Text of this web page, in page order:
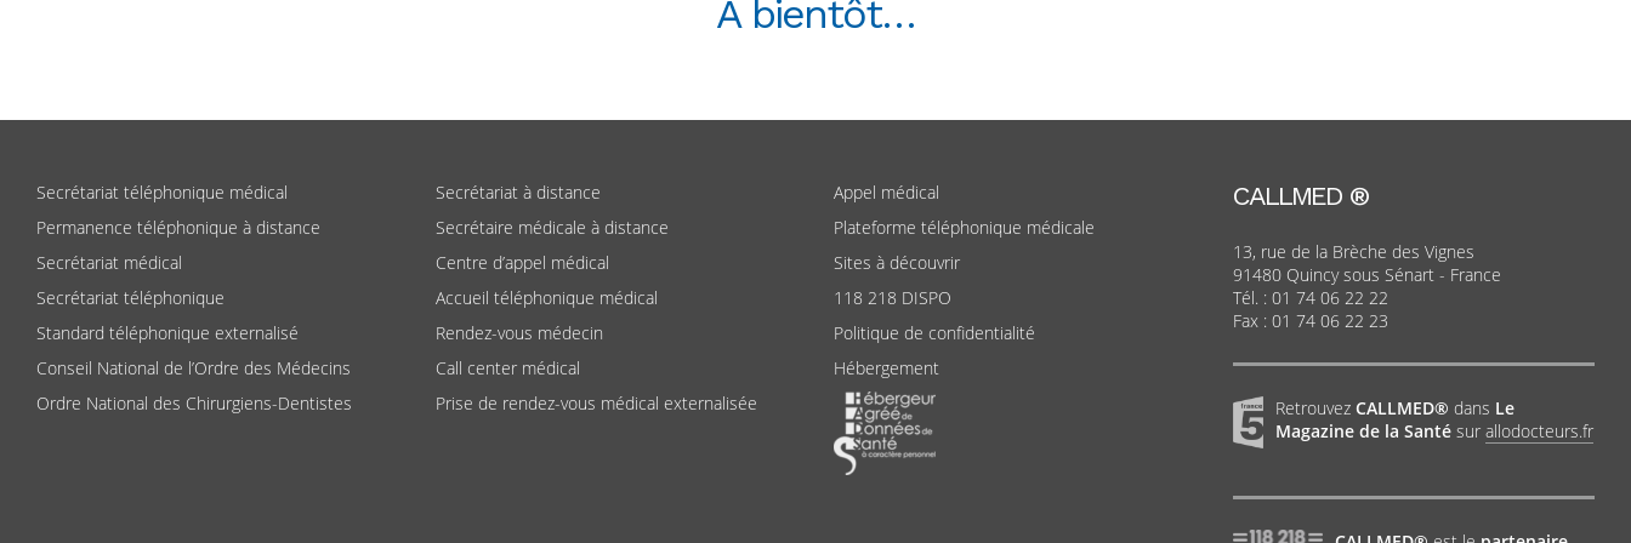
A bientôt…
Secrétariat téléphonique médical
Permanence téléphonique à distance
Secrétariat médical
Secrétariat téléphonique
Standard téléphonique externalisé
Conseil National de l’Ordre des Médecins
Ordre National des Chirurgiens-Dentistes
Secrétariat à distance
Secrétaire médicale à distance
Centre d’appel médical
Accueil téléphonique médical
Rendez-vous médecin
Call center médical
Prise de rendez-vous médical externalisée
Appel médical
Plateforme téléphonique médicale
Sites à découvrir
118 218 DISPO
Politique de confidentialité
Hébergement
CALLMED ®
13, rue de la Brèche des Vignes
91480 Quincy sous Sénart - France
Tél. : 01 74 06 22 22
Fax : 01 74 06 22 23
Retrouvez CALLMED® dans Le
Magazine de la Santésur allodocteurs.fr